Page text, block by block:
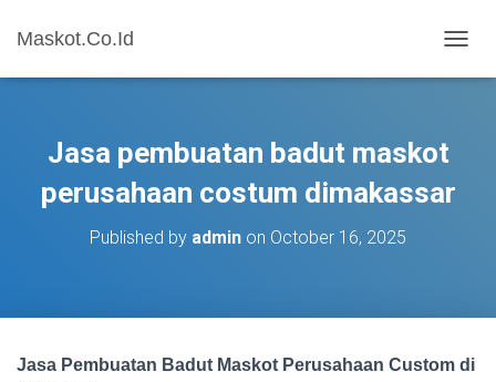
Maskot.Co.Id
O
N
Jasa pembuatan badut maskot
perusahaan costum dimakassar
Published by admin on October 16, 2025
Jasa Pembuatan Badut Maskot Perusahaan Custom di